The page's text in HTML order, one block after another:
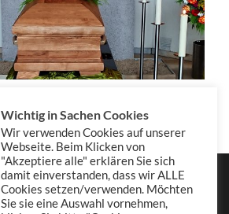
Wichtig in Sachen Cookies
Wir verwenden Cookies auf unserer
Webseite. Beim Klicken von
"Akzeptiere alle" erklären Sie sich
damit einverstanden, dass wir ALLE
Cookies setzen/verwenden. Möchten
Sie sie eine Auswahl vornehmen,